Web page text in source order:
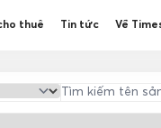
thuê Tin tức Về